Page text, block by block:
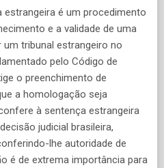
é um procedimento
e a validade de uma
tribunal estrangeiro no
pelo Código de
o preenchimento de
a homologação seja
à sentença estrangeira
judicial brasileira,
lhe autoridade de
é de extrema importância para